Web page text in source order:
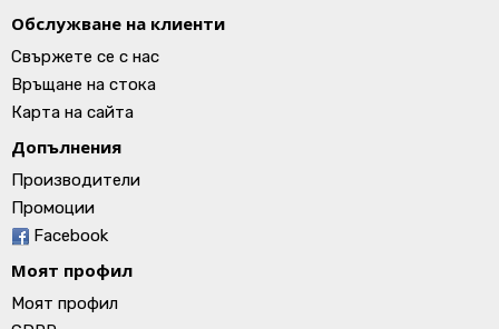
Обслужване на клиенти
Свържете се с нас
Връщане на стока
Карта на сайта
Допълнения
Производители
Промоции
Facebook
Моят профил
Моят профил